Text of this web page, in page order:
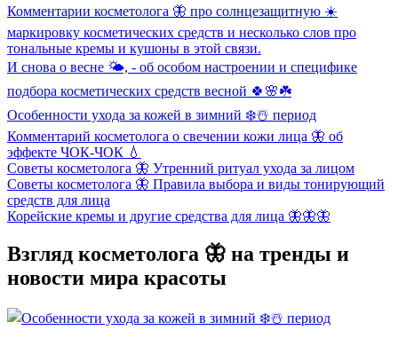
Комментарии косметолога 🦋 про солнцезащитную ☀️
маркировку косметических средств и несколько слов про
тональные кремы и кушоны в этой связи.
И снова о весне 🌤, - об особом настроении и специфике
подбора косметических средств весной 🍀🌸☘️
Особенности ухода за кожей в зимний ❄️☃️ период
Комментарий косметолога о свечении кожи лица 🦋 об
эффекте ЧОК-ЧОК 💧
Советы косметолога 🦋 Утренний ритуал ухода за лицом
Советы косметолога 🦋 Правила выбора и виды тонирующий
средств для лица
Корейские кремы и другие средства для лица 🦋🦋🦋
Взгляд косметолога 🦋 на тренды и
новости мира красоты